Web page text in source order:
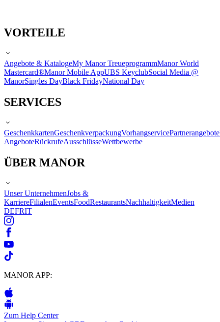
VORTEILE
Angebote & KatalogeMy Manor TreueprogrammManor World
Mastercard®Manor Mobile AppUBS KeyclubSocial Media @
ManorSingles DayBlack FridayNational Day
SERVICES
GeschenkkartenGeschenkverpackungVorhangservicePartnerangebote
AngeboteRückrufeAusschlüsseWettbewerbe
ÜBER MANOR
Unser UnternehmenJobs &
KarriereFilialenEventsFoodRestaurantsNachhaltigkeitMedien
DEFRIT
MANOR APP:
Zum Help Center